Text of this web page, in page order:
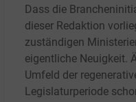
Dass die
dieser Redaktion
zuständigen
eigentliche Neuigkeit.
Umfeld der
Legislaturperiode